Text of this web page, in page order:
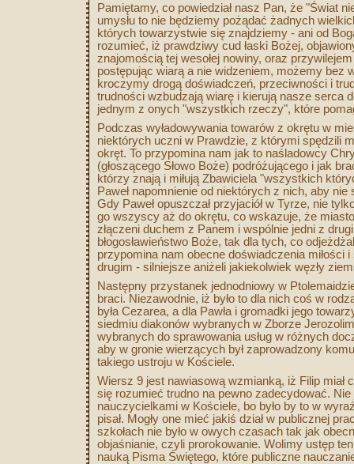
Pamiętamy, co powiedział nasz Pan, że "Świat
umysłu to nie będziemy pożądać żadnych
których towarzystwie się znajdziemy - ani od
rozumieć, iż prawdziwy cud łaski Bożej,
znajomością tej wesołej nowiny, oraz
postępując wiarą a nie widzeniem, możemy bez
kroczymy drogą doświadczeń, przeciwności i
trudności wzbudzają wiarę i kierują nasze serca
jednym z onych "wszystkich rzeczy", które
Podczas wyładowywania towarów z okrętu w
niektórych uczni w Prawdzie, z którymi spędzili
okręt. To przypomina nam jak to naśladowcy
(głoszącego Słowo Boże) podróżującego i jak
którzy znają i miłują Zbawiciela "wszystkich
Paweł napomnienie od niektórych z nich, aby
Gdy Paweł opuszczał przyjaciół w Tyrze, nie
go wszyscy aż do okrętu, co wskazuje, że
złączeni duchem z Panem i wspólnie jedni z
błogosławieństwo Boże, tak dla tych, co
przypomina nam obecne doświadczenia miłości
drugim - silniejsze aniżeli jakiekolwiek węzły
Następny przystanek jednodniowy w
braci. Niezawodnie, iż było to dla nich coś w
była Cezarea, a dla Pawła i gromadki jego
siedmiu diakonów wybranych w Zborze
wybranych do sprawowania usług w różnych
aby w gronie wierzących był zaprowadzony
takiego ustroju w Kościele.
Wiersz 9 jest nawiasową wzmianką, iż Filip miał
się rozumieć trudno na pewno zadecydować.
nauczycielkami w Kościele, bo było by to w
pisał. Mogły one mieć jakiś dział w publicznej
szkołach nie było w owych czasach tak jak
objaśnianie, czyli prorokowanie. Wolimy ustęp
nauką Pisma Świętego, które publiczne